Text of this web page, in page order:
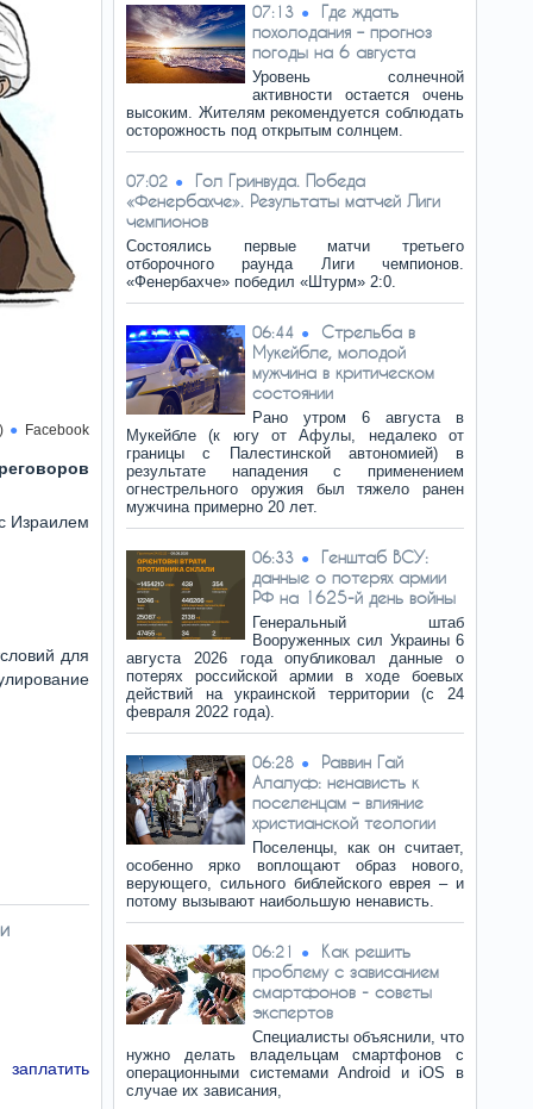
Facebook
Израилем
для
07:13
Где ждать
похолодания – прогноз
погоды на 6 августа
Уровень солнечной
активности остается очень
высоким. Жителям рекомендуется соблюдать
осторожность под открытым солнцем.
07:02
Гол Гринвуда. Победа
«Фенербахче». Результаты матчей Лиги
чемпионов
Состоялись первые матчи третьего
отборочного раунда Лиги чемпионов.
«Фенербахче» победил «Штурм» 2:0.
06:44
Стрельба в
Мукейбле, молодой
мужчина в критическом
состоянии
Рано утром 6 августа в
Мукейбле (к югу от Афулы, недалеко от
границы с Палестинской автономией) в
результате нападения с применением
огнестрельного оружия был тяжело ранен
мужчина примерно 20 лет.
06:33
Генштаб ВСУ:
данные о потерях армии
РФ на 1625-й день войны
Генеральный штаб
Вооруженных сил Украины 6
августа 2026 года опубликовал данные о
потерях российской армии в ходе боевых
действий на украинской территории (с 24
февраля 2022 года).
06:28
Раввин Гай
Алалуф: ненависть к
поселенцам – влияние
христианской теологии
Поселенцы, как он считает,
особенно ярко воплощают образ нового,
верующего, сильного библейского еврея – и
потому вызывают наибольшую ненависть.
06:21
Как решить
проблему с зависанием
смартфонов - советы
экспертов
Специалисты объяснили, что
нужно делать владельцам смартфонов с
операционными системами Android и iOS в
случае их зависания,